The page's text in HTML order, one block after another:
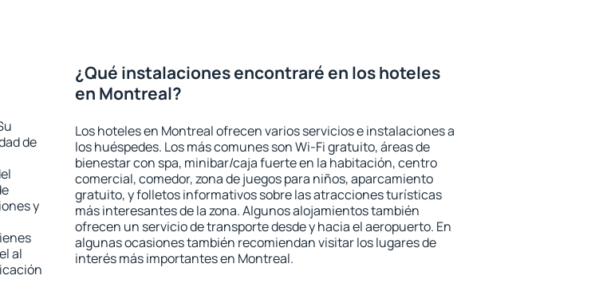
de
y
al
¿Qué instalaciones encontraré en los hoteles
en Montreal?
Los hoteles en Montreal ofrecen varios servicios e instalaciones a
los huéspedes. Los más comunes son Wi-Fi gratuito, áreas de
bienestar con spa, minibar/caja fuerte en la habitación, centro
comercial, comedor, zona de juegos para niños, aparcamiento
gratuito, y folletos informativos sobre las atracciones turísticas
más interesantes de la zona. Algunos alojamientos también
ofrecen un servicio de transporte desde y hacia el aeropuerto. En
algunas ocasiones también recomiendan visitar los lugares de
interés más importantes en Montreal.